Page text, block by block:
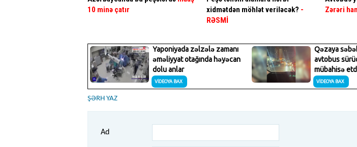
10 minə çatır
xidmətdən möhlət veriləcək? -
RƏSMİ
Zərəri
ŞƏRH YAZ
Ad